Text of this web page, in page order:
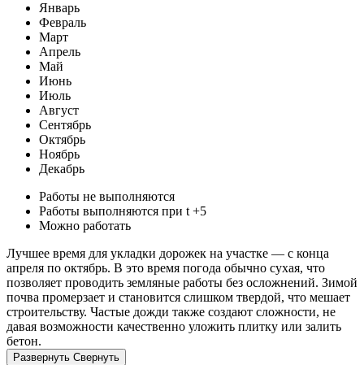
Январь
Февраль
Март
Апрель
Май
Июнь
Июль
Август
Сентябрь
Октябрь
Ноябрь
Декабрь
Работы не выполняются
Работы выполняются при t +5
Можно работать
Лучшее время для укладки дорожек на участке — с конца
апреля по октябрь. В это время погода обычно сухая, что
позволяет проводить земляные работы без осложнений. Зимой
почва промерзает и становится слишком твердой, что мешает
строительству. Частые дожди также создают сложности, не
давая возможности качественно уложить плитку или залить
бетон.
Развернуть Свернуть